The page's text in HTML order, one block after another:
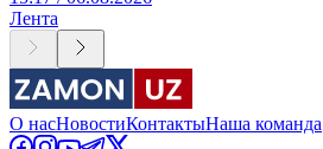
Лента
О насНовостиКонтактыНаша команда